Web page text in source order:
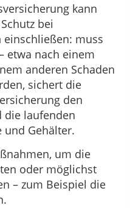
kann
bei
muss
etwa nach einem
anderen Schaden
sichert die
den
die laufenden
und Gehälter.
um die
oder möglichst
– zum Beispiel die